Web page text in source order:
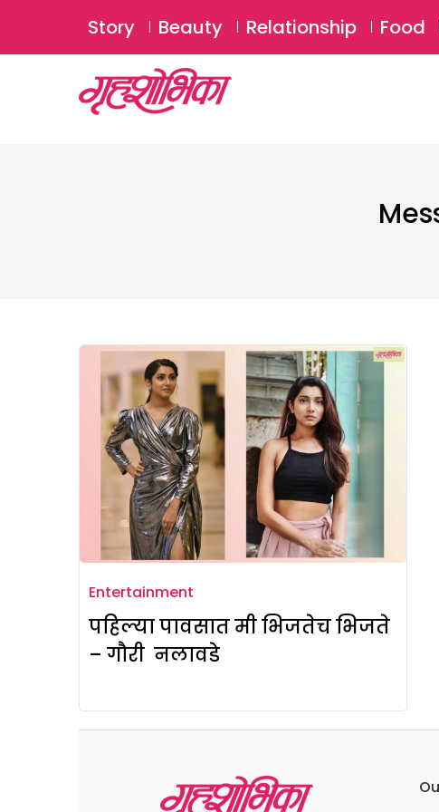
Story Beauty Relationship Food
Entertainment
पहिल्या पावसात मी भिजतेच भिजते
– गौरी नलावडे